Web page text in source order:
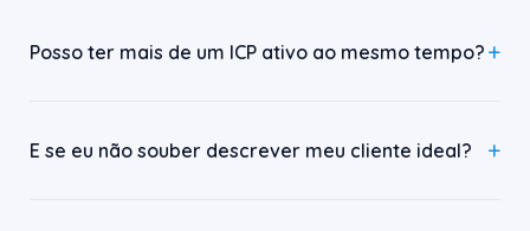
Posso ter mais de um ICP ativo ao mesmo tempo?
E se eu não souber descrever meu cliente ideal?